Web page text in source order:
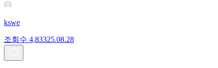
kswe
조회수 4,83325.08.28